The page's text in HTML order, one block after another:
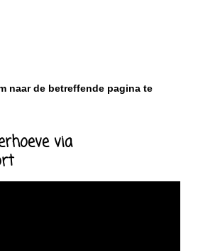
naar de betreffende pagina te
via